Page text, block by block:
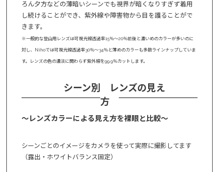
ろん夕方などの薄暗いシーンでも視界が暗くなりすぎず着用
し続けることができ、紫外線や障害物から目を護ることがで
きます。
※一般的な登山用レンズは可視光線透過率15％～20％前後と濃いめのカラーが多いのに
対し、Nihoでは可視光線透過率30％～34％と薄めのカラーも多数ラインナップしていま
す。レンズの色の濃淡に関わらず紫外線を99.9％カットします。
シーン別 レンズの見え
方
～レンズカラーによる見え方を裸眼と比較～
シーンごとのイメージをカメラを使って実際に撮影してます
（露出・ホワイトバランス固定）